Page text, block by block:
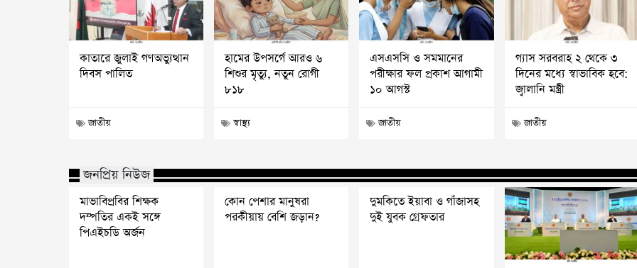
কাতারে জুলাই গণঅভ্যুত্থান
দিবস পালিত
জাতীয়
হামের উপসর্গে আরও ৬
শিশুর মৃত্যু, নতুন রোগী
৮১৮
স্বাস্থ্য
এসএসসি ও সমমানের
পরীক্ষার ফল প্রকাশ আগামী
১০ আগস্ট
জাতীয়
গ্যাস সরবরাহ ২ থেকে ৩
দিনের মধ্যে স্বাভাবিক হবে:
জ্বালানি মন্ত্রী
জাতীয়
জনপ্রিয় নিউজ
মাভাবিপ্রবির শিক্ষক
দম্পতির একই সঙ্গে
পিএইচডি অর্জন
কোন পেশার মানুষরা
পরকীয়ায় বেশি জড়ান?
দুমকিতে ইয়াবা ও গাঁজাসহ
দুই যুবক গ্রেফতার